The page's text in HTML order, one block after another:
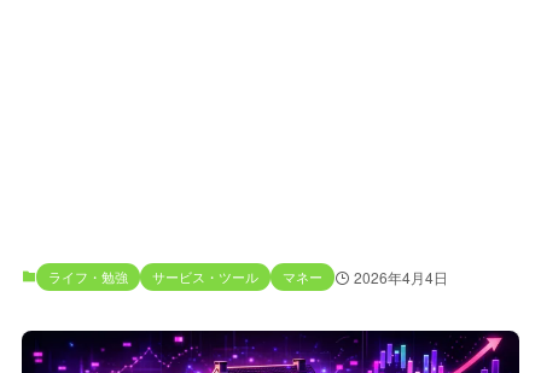
ライフ・勉強 サービス・ツール マネー 2026年4月4日